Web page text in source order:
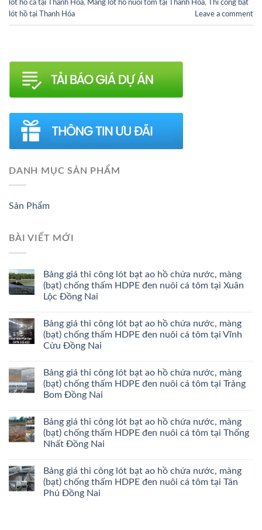
lót hồ cá tại Thanh Hóa, Màng lót hồ nuôi tôm tại Thanh Hóa,
Thi công bạt
lót hồ tại Thanh Hóa
Leave a comment
DANH MỤC SẢN PHẨM
Sản Phẩm
BÀI VIẾT MỚI
Bảng giá thi công lót bạt ao hồ chứa nước, màng
(bạt) chống thấm HDPE đen nuôi cá tôm tại Xuân
Lộc Đồng Nai
Bảng giá thi công lót bạt ao hồ chứa nước, màng
(bạt) chống thấm HDPE đen nuôi cá tôm tại Vĩnh
Cửu Đồng Nai
Bảng giá thi công lót bạt ao hồ chứa nước, màng
(bạt) chống thấm HDPE đen nuôi cá tôm tại Trảng
Bom Đồng Nai
Bảng giá thi công lót bạt ao hồ chứa nước, màng
(bạt) chống thấm HDPE đen nuôi cá tôm tại Thống
Nhất Đồng Nai
Bảng giá thi công lót bạt ao hồ chứa nước, màng
(bạt) chống thấm HDPE đen nuôi cá tôm tại Tân
Phú Đồng Nai